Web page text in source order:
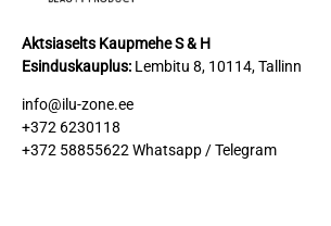
Aktsiaselts Kaupmehe S & H
Esinduskauplus: Lembitu 8, 10114, Tallinn
info@ilu-zone.ee
+372 6230118
+372 58855622 Whatsapp / Telegram